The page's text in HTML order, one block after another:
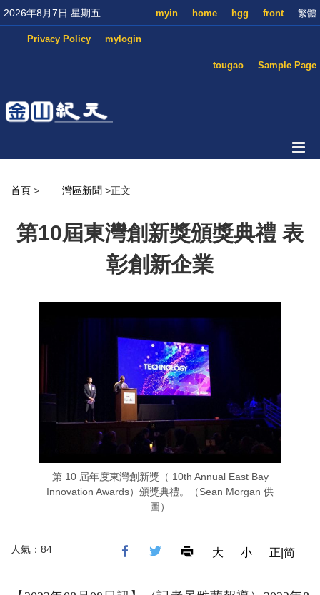
2026年8月7日 星期五 繁體
front
hgg
home
myin
mylogin
Privacy Policy
Sample Page
tougao
首頁 > 灣區新聞 >正文
第10屆東灣創新獎頒獎典禮 表
彰創新企業
第 10 屆年度東灣創新獎（ 10th Annual East Bay
Innovation Awards）頒獎典禮。（Sean Morgan 供
圖）
人氣：84 大 小 正|简